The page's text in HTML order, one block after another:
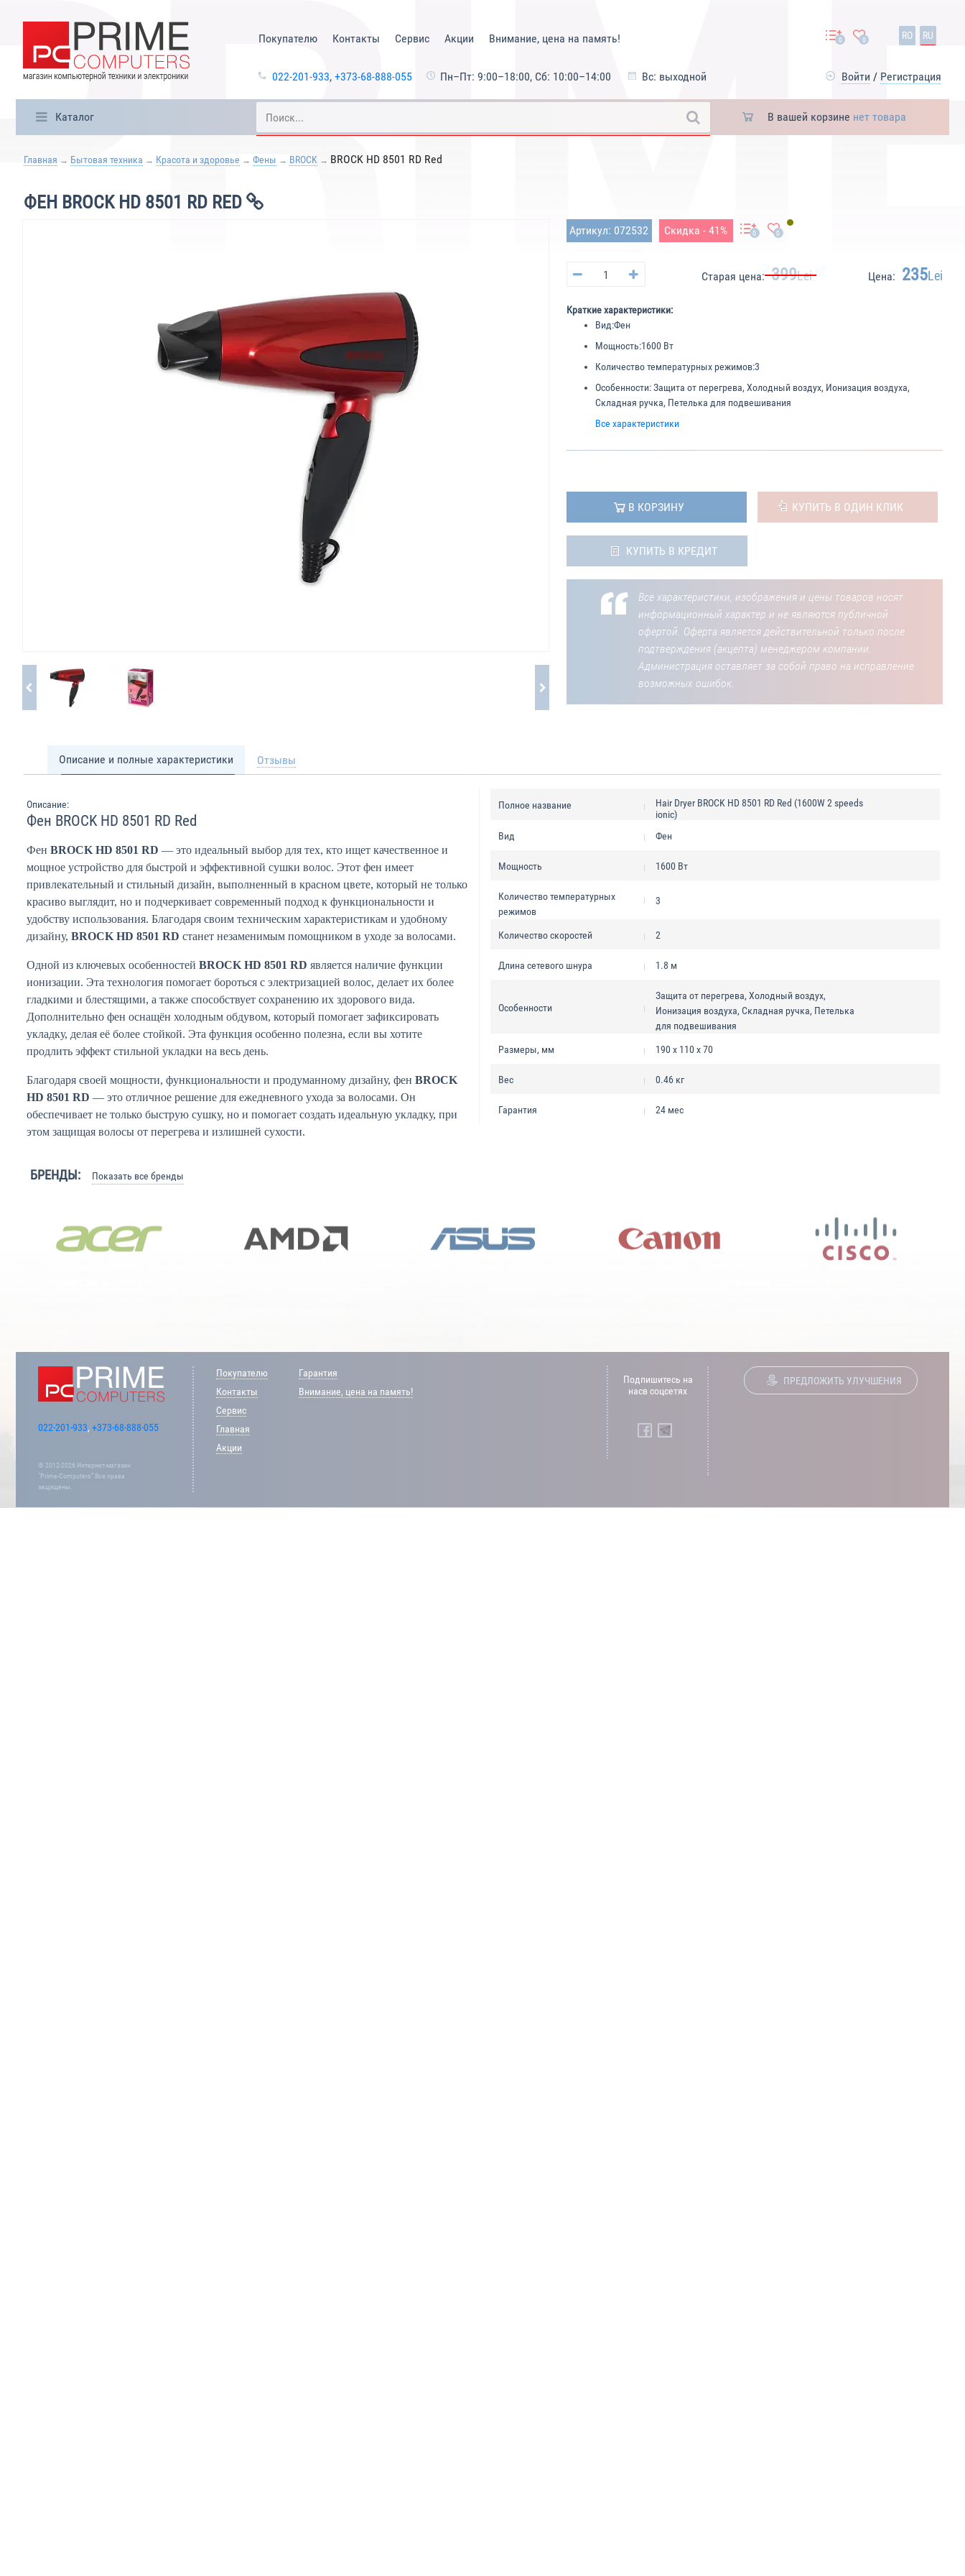
Покупателю Контакты Сервис Акции Внимание, цена на память!
022-201-933, +373-68-888-055 Пн–Пт: 9:00–18:00, Сб: 10:00–14:00 Вс: выходной
0 0 RO RU
Войти / Регистрация
Каталог В вашей корзине нет товара
Главная Бытовая техника Красота и здоровье Фены BROCK BROCK HD 8501 RD Red
ФЕН BROCK HD 8501 RD RED
Артикул: 072532 Скидка - 41% 0 0
Старая цена: 399Lei Цена: 235Lei
Краткие характеристики:
Вид:Фен
Мощность:1600 Вт
Количество температурных режимов:3
Особенности:Защита от перегрева, Холодный воздух, Ионизация воздуха,
Складная ручка, Петелька для подвешивания
Все характеристики
В КОРЗИНУ КУПИТЬ В ОДИН КЛИК
КУПИТЬ В КРЕДИТ
Все характеристики, изображения и цены товаров носят
информационный характер и не являются публичной
офертой. Оферта является действительной только после
подтверждения (акцепта) менеджером компании.
Администрация оставляет за собой право на исправление
возможных ошибок.
Описание и полные характеристики Отзывы
Описание:
Фен BROCK HD 8501 RD Red
Фен BROCK HD 8501 RD — это идеальный выбор для тех, кто ищет качественное и
мощное устройство для быстрой и эффективной сушки волос. Этот фен имеет
привлекательный и стильный дизайн, выполненный в красном цвете, который не только
красиво выглядит, но и подчеркивает современный подход к функциональности и
удобству использования. Благодаря своим техническим характеристикам и удобному
дизайну, BROCK HD 8501 RD станет незаменимым помощником в уходе за волосами.
Одной из ключевых особенностей BROCK HD 8501 RD является наличие функции
ионизации. Эта технология помогает бороться с электризацией волос, делает их более
гладкими и блестящими, а также способствует сохранению их здорового вида.
Дополнительно фен оснащён холодным обдувом, который помогает зафиксировать
укладку, делая её более стойкой. Эта функция особенно полезна, если вы хотите
продлить эффект стильной укладки на весь день.
Благодаря своей мощности, функциональности и продуманному дизайну, фен BROCK
HD 8501 RD — это отличное решение для ежедневного ухода за волосами. Он
обеспечивает не только быструю сушку, но и помогает создать идеальную укладку, при
этом защищая волосы от перегрева и излишней сухости.
Полное название
Hair Dryer BROCK HD 8501 RD Red (1600W 2 speeds
ionic)
Вид
Фен
Мощность 1600 Вт
Количество температурных
режимов
3
Количество скоростей 2
Длина сетевого шнура 1.8 м
Особенности
Защита от перегрева, Холодный воздух,
Ионизация воздуха, Складная ручка, Петелька
для подвешивания
Размеры, мм 190 х 110 х 70
Вес 0.46 кг
Гарантия 24 мес
БРЕНДЫ: Показать все бренды
022-201-933, +373-68-888-055
© 2012-2026 Интернет-магазин
“Prime-Computers” Все права
защищены.
Покупателю
Контакты
Сервис
Главная
Акции
Гарантия
Внимание, цена на память!
Подпишитесь на
насв соцсетях
ПРЕДЛОЖИТЬ УЛУЧШЕНИЯ